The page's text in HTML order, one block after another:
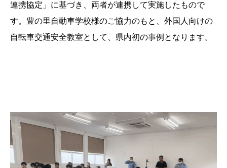
連携協定」に基づき、両者が連携して実施したもので
す。豊の里自動車学校様のご協力のもと、外国人向けの
自転車交通安全教室として、県内初の事例となります。